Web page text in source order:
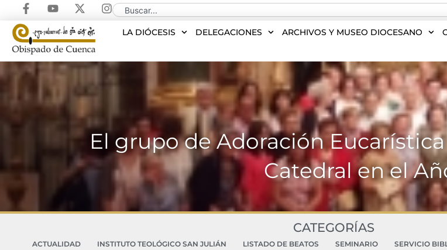
LA DIÓCESIS DELEGACIONES ARCHIVOS Y MUSEO DIOCESANO
El grupo de Adoración
Catedral en el
CATEGORÍAS
ACTUALIDAD INSTITUTO TEOLÓGICO SAN JULIÁN LISTADO DE BEATOS SEMINARIO SERVICIO